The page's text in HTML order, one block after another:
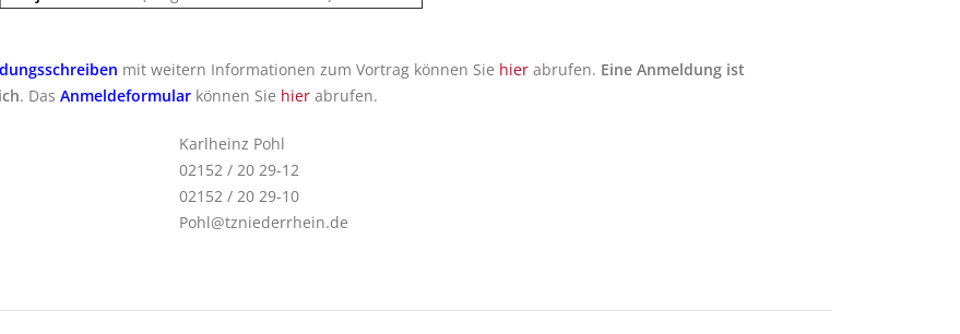
mit weitern Informationen zum Vortrag können Sie hier abrufen. Eine Anmeldung ist
. Das Anmeldeformular können Sie hier abrufen.
Karlheinz Pohl
02152 / 20 29-12
02152 / 20 29-10
Pohl@tzniederrhein.de